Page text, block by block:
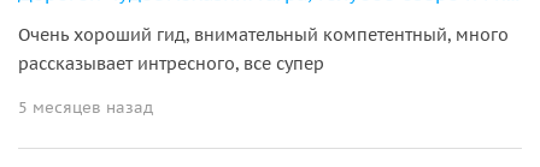
Очень хороший гид, внимательный компетентный, много
рассказывает интресного, все супер
5 месяцев назад